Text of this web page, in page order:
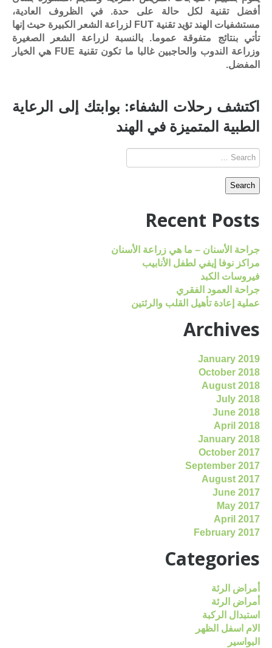
أفضل تقنية لكل حالة على حدة. في الظروف العادية،
مستشفيات الهند تؤيد تقنية FUT لزراعة الشعر الكبيرة حيث إنها
تأتي بنتائج متفوقة عموما. بالنسبة لزراعة الشعر الصغيرة
وزراعة الندوب والحاجبين غالبا ما تكون تقنية FUE هي الخيار
المفضل.
اكتشف رحلات الشفاء: بوابتك إلى الرعاية
الطبية المتميزة في الهند
Recent Posts
جراحة الأسنان – ما هي زراعة الأسنان
مراكز نوفا إيفي لطفل الأنابيب
فيروسات الكبد
جراحة العمود الفقري
عملية إعادة تأهيل القلب والرئتين
Archives
January 2019
October 2018
August 2018
July 2018
June 2018
April 2018
January 2018
October 2017
September 2017
August 2017
June 2017
May 2017
April 2017
February 2017
Categories
أمراض الرئة
أمراض الرئة
استبدال الركبة
الام اسفل الظهر
البواسير